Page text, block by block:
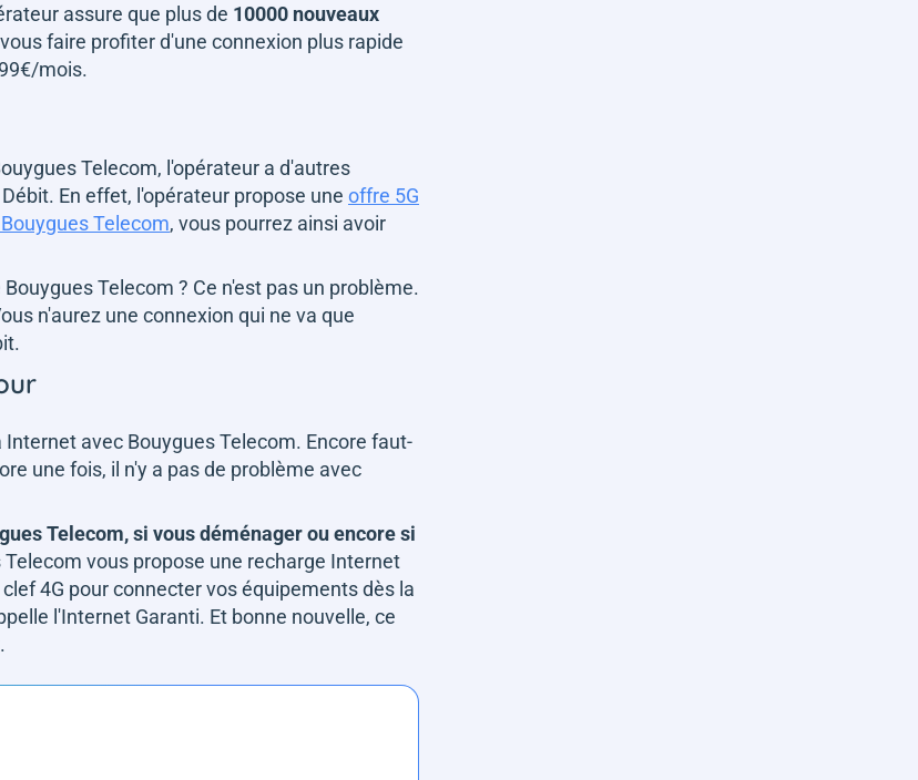
assure que plus de 10000 nouveaux
faire profiter d'une connexion plus rapide
mois.
Telecom, l'opérateur a d'autres
En effet, l'opérateur propose une offre 5G
Telecom, vous pourrez ainsi avoir
Telecom ? Ce n'est pas un problème.
n'aurez une connexion qui ne va que
avec Bouygues Telecom. Encore faut-
une fois, il n'y a pas de problème avec
Telecom, si vous déménager ou encore si
Telecom vous propose une recharge Internet
4G pour connecter vos équipements dès la
l'Internet Garanti. Et bonne nouvelle, ce